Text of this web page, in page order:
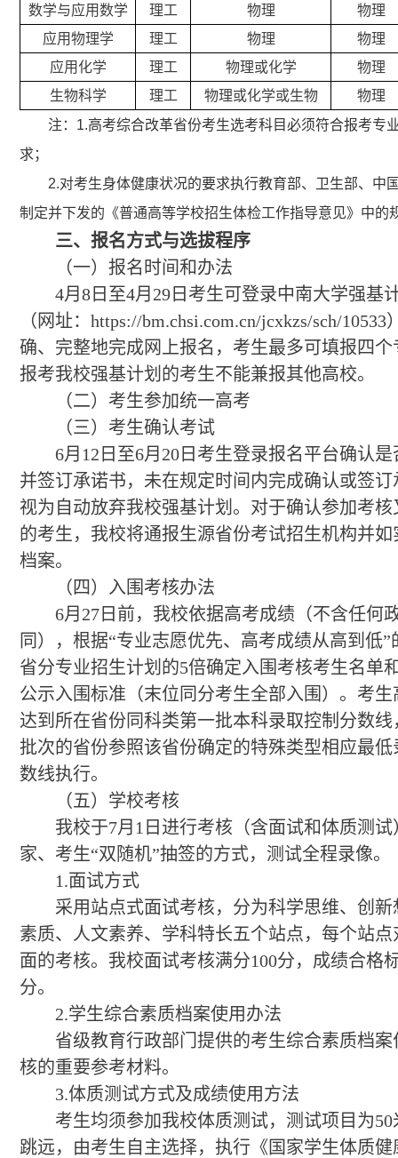
数学与应用数学
理工 物理
物理
应用物理学
理工 物理
物理
应用化学
理工 物理或化学
物理
生物科学
理工 物理或化学或生物
物理
注： 1.高考综合改革省份考生选考科目必须符合报考专
求；
2.对考生身体健康状况的要求执行教育部、卫生部、中
制定并下发的《普通高等学校招生体检工作指导意见》中的
三、报名方式与选拔程序
（一）报名时间和办法
4月8日至4月29日考生可登录中南大学强基
（网址：https://bm.chsi.com.cn/jcxkzs/sch/
确、完整地完成网上报名，考生最多可填报四
报考我校强基计划的考生不能兼报其他高校。
（二）考生参加统一高考
（三）考生确认考试
6月12日至6月20日考生登录报名平台确认
并签订承诺书，未在规定时间内完成确认或签
视为自动放弃我校强基计划。对于确认参加考
的考生，我校将通报生源省份考试招生机构并
档案。
（四）入围考核办法
6月27日前，我校依据高考成绩（不含任何
同），根据“专业志愿优先、高考成绩从高到低
省分专业招生计划的5倍确定入围考核考生名单
公示入围标准（末位同分考生全部入围）。考
达到所在省份同科类第一批本科录取控制分数
批次的省份参照该省份确定的特殊类型相应最
数线执行。
（五）学校考核
我校于7月1日进行考核（含面试和体质测
家、考生“双随机”抽签的方式，测试全程录像。
1.面试方式
采用站点式面试考核，分为科学思维、创
素质、人文素养、学科特长五个站点，每个站
面的考核。我校面试考核满分100分，成绩合格
分。
2.学生综合素质档案使用办法
省级教育行政部门提供的考生综合素质档
核的重要参考材料。
3.体质测试方式及成绩使用方法
考生均须参加我校体质测试，测试项目为
跳远，由考生自主选择，执行《国家学生体质